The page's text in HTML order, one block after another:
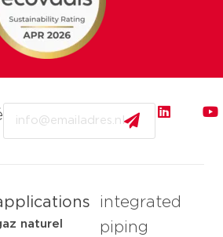
naturel
integrated
piping